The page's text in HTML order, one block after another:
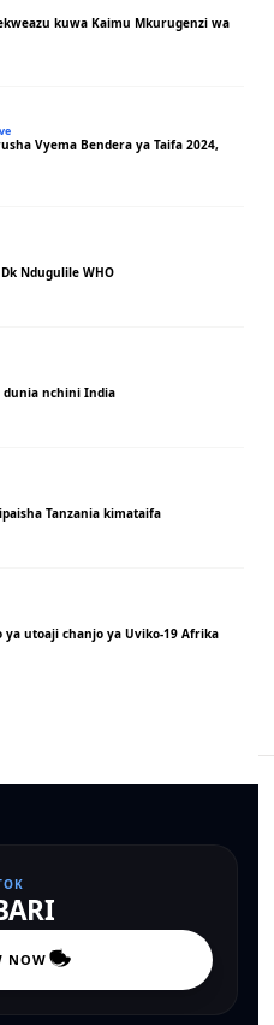
kuwa Kaimu Mkurugenzi wa
Vyema Bendera ya Taifa 2024,
Ndugulile WHO
dunia nchini India
Tanzania kimataifa
ya utoaji chanjo ya Uviko-19 Afrika
NOW